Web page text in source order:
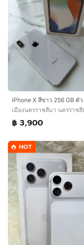
เมืองนครราชสีมา นครราชสี
฿ 3,900
HOT